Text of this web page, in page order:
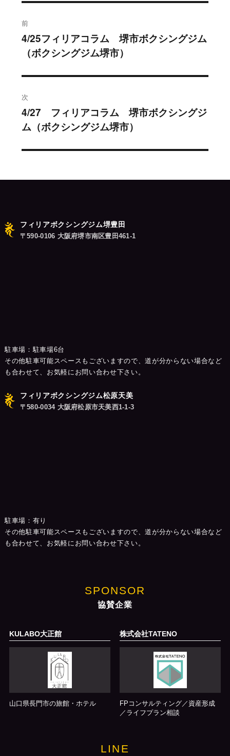
稿
ナ
ビ
ゲ
ー
前
過
去
稿:
4/25フィリアコラム 堺市ボクシングジム
（ボクシングジム堺市）
次
次
の
4/27 フィリアコラム 堺市ボクシングジ
ム（ボクシングジム堺市）
フィリアボクシングジム堺豊田
〒590-0106 大阪府堺市南区豊田461-1
駐車場：駐車場6台
その他駐車可能スペースもございますので、道が分からない場合など
も合わせて、お気軽にお問い合わせ下さい。
フィリアボクシングジム松原天美
〒580-0034 大阪府松原市天美西1-1-3
駐車場：有り
その他駐車可能スペースもございますので、道が分からない場合など
も合わせて、お気軽にお問い合わせ下さい。
SPONSOR
協賛企業
KULABO大正館
山口県長門市の旅館・ホテル
株式会社TATENO
FPコンサルティング／資産形成
／ライフプラン相談
LINE